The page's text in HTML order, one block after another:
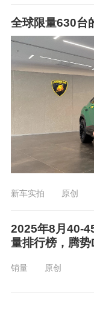
其实对于
车头都会更简
虽然乍一看简
灯腔内部还有
全球限量630台
新车实拍 原创
2025年8月40-
量排行榜，腾
销量 原创